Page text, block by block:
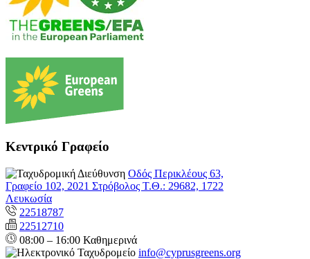
Κεντρικό Γραφείο
Οδός Περικλέους 63,
Γραφείο 102, 2021 Στρόβολος Τ.Θ.: 29682, 1722
Λευκωσία
22518787
22512710
08:00 – 16:00 Καθημερινά
info@cyprusgreens.org